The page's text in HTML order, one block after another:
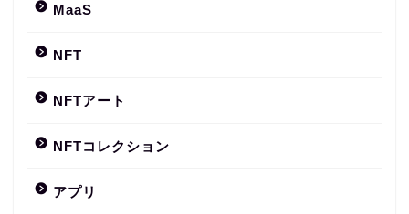
MaaS
NFT
NFTアート
NFTコレクション
アプリ